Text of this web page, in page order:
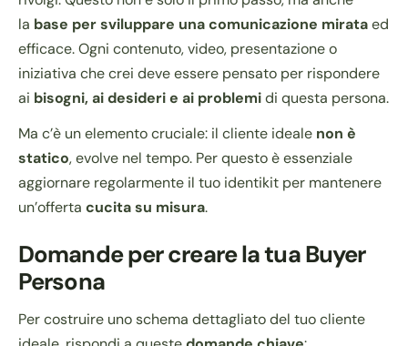
la base per sviluppare una comunicazione mirataed
efficace. Ogni contenuto, video, presentazione o
iniziativa che crei deve essere pensato per rispondere
ai bisogni, ai desideri e ai problemidi questa persona.
Ma c’è un elemento cruciale: il cliente ideale non è
statico, evolve nel tempo. Per questo è essenziale
aggiornare regolarmente il tuo identikit per mantenere
un’offerta cucita su misura.
Domande per creare la tua Buyer
Persona
Per costruire uno schema dettagliato del tuo cliente